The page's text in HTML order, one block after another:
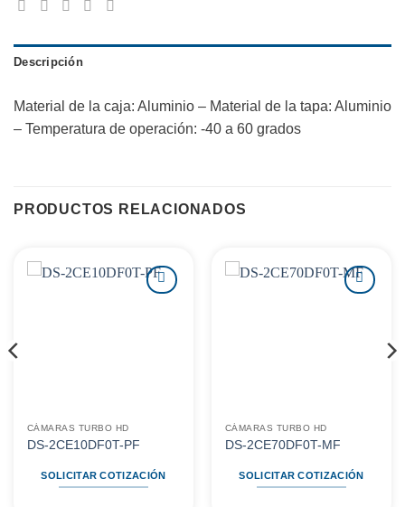
Descripción
Material de la caja: Aluminio – Material de la tapa: Aluminio
– Temperatura de operación: -40 a 60 grados
PRODUCTOS RELACIONADOS
CÁMARAS TURBO HD
DS-2CE10DF0T-PF
SOLICITAR COTIZACIÓN
CÁMARAS TURBO HD
DS-2CE70DF0T-MF
SOLICITAR COTIZACIÓN